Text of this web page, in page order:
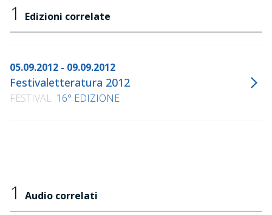
1 Edizioni correlate
05.09.2012 - 09.09.2012
Festivaletteratura 2012
FESTIVAL 16° EDIZIONE
1 Audio correlati